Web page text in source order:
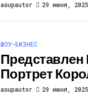
asupautor 29 июня, 2025
ШОУ-БИЗНЕС
Портрет
asupautor 29 июня, 2025